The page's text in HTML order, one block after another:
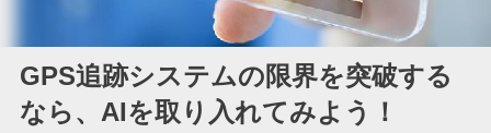
GPS追跡システムの限界を突破する
なら、AIを取り入れてみよう！